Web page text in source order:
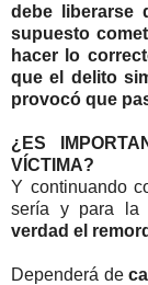
debe liberarse
supuesto
hacer lo
que el delito
provocó que
¿ES
VÍCTIMA?
Y continuando
sería y para la
verdad el
Dependerá de